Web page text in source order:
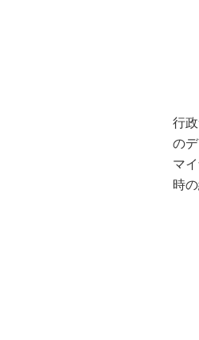
行
の
マ
時